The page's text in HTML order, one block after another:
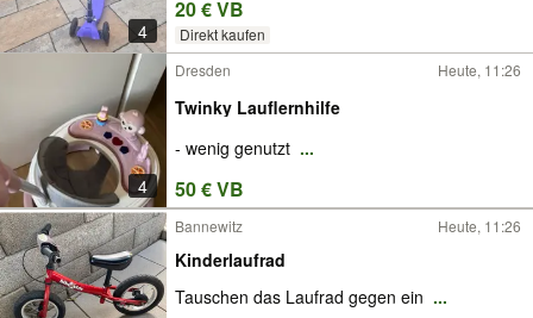
4
20 € VB
Direkt kaufen
4
Dresden Heute, 11:26
Twinky Lauflernhilfe
- wenig genutzt ...
50 € VB
Bannewitz Heute, 11:26
Kinderlaufrad
Tauschen das Laufrad gegen ein ...